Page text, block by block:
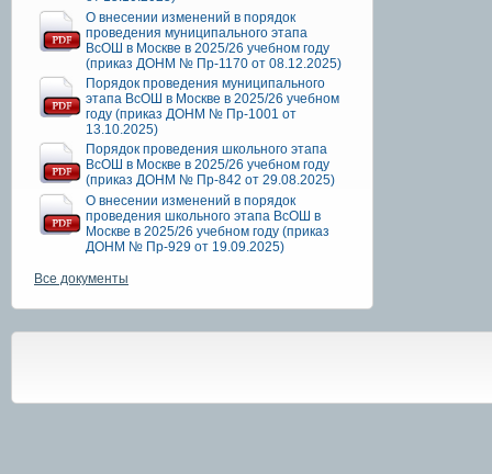
О внесении изменений в порядок
проведения муниципального этапа
ВсОШ в Москве в 2025/26 учебном году
(приказ ДОНМ № Пр-1170 от 08.12.2025)
Порядок проведения муниципального
этапа ВсОШ в Москве в 2025/26 учебном
году (приказ ДОНМ № Пр-1001 от
13.10.2025)
Порядок проведения школьного этапа
ВсОШ в Москве в 2025/26 учебном году
(приказ ДОНМ № Пр-842 от 29.08.2025)
О внесении изменений в порядок
проведения школьного этапа ВсОШ в
Москве в 2025/26 учебном году (приказ
ДОНМ № Пр-929 от 19.09.2025)
Все документы